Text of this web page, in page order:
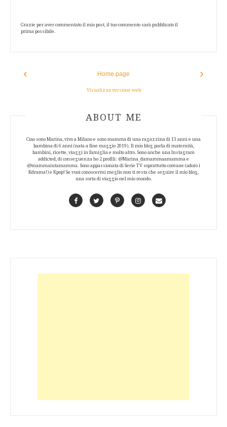
Grazie per aver commentato il mio post, il tuo commento sarà pubblicato il
prima possibile.
‹ ›
Home page
Visualizza versione web
ABOUT AUTHOR
ABOUT ME
Ciao sono Marina, vivo a Milano e sono mamma di una ragazzina di 13 anni e una
bambina di 6 anni (nata a fine maggio 2019). Il mio blog parla di maternità,
bambini, ricette, viaggi in famiglia e molto altro. Sono anche una Instagram
addicted, di conseguenza ho 2 profili: @Marina_damammaamamma e
@mammaiutamamma. Sono appassionata di Serie TV soprattutto coreane (adoro i
Kdrama!) e Kpop! Se vuoi conoscermi meglio non ti resta che seguire il mio blog,
una sorta di viaggio nel mio mondo.
FacebookTwitterPinterestInstagramContact